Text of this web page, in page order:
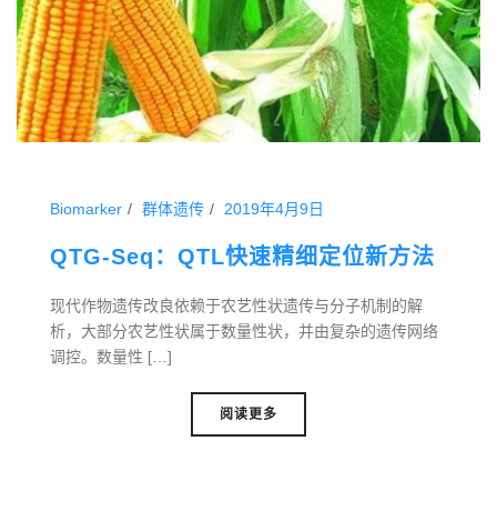
Biomarker 群体遗传 2019年4月9日
QTG-Seq：QTL快速精细定位新方法
现代作物遗传改良依赖于农艺性状遗传与分子机制的解
析，大部分农艺性状属于数量性状，并由复杂的遗传网络
调控。数量性 […]
阅读更多